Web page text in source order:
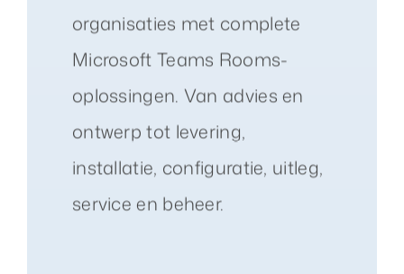
organisaties met complete
Microsoft Teams Rooms-
oplossingen. Van advies en
ontwerp tot levering,
installatie, configuratie, uitleg,
service en beheer.